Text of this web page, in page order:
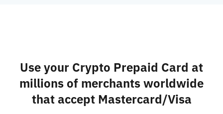
Use your Crypto Prepaid Card at
millions of merchants worldwide
that accept Mastercard/Visa